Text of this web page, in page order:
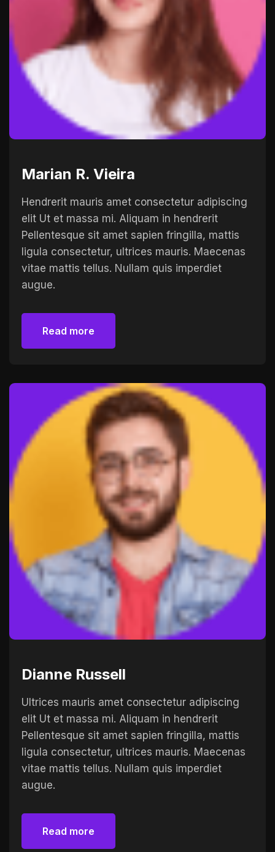
Marian R. Vieira
Hendrerit mauris amet consectetur adipiscing
elit Ut et massa mi. Aliquam in hendrerit
Pellentesque sit amet sapien fringilla, mattis
ligula consectetur, ultrices mauris. Maecenas
vitae mattis tellus. Nullam quis imperdiet
augue.
Read more
Dianne Russell
Ultrices mauris amet consectetur adipiscing
elit Ut et massa mi. Aliquam in hendrerit
Pellentesque sit amet sapien fringilla, mattis
ligula consectetur, ultrices mauris. Maecenas
vitae mattis tellus. Nullam quis imperdiet
augue.
Read more